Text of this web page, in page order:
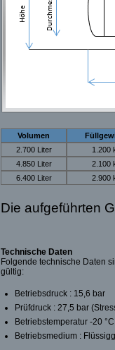
Volumen
2.700 Liter
1.200
4.850 Liter
2.100
6.400 Liter
2.900
Die aufgeführten
Technische Daten
Folgende technische Daten
gültig:
Betriebsdruck : 15,6 bar
Prüfdruck : 27,5 bar
Betriebstemperatur -20
Betriebsmedium :